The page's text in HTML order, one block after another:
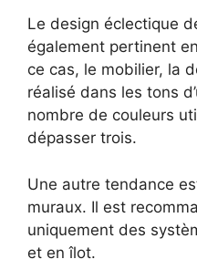
Le design éclectique
également pertinent
ce cas, le mobilier, la
réalisé dans les tons
nombre de couleurs
dépasser trois.
Une autre tendance
muraux. Il est
uniquement des
et en îlot.